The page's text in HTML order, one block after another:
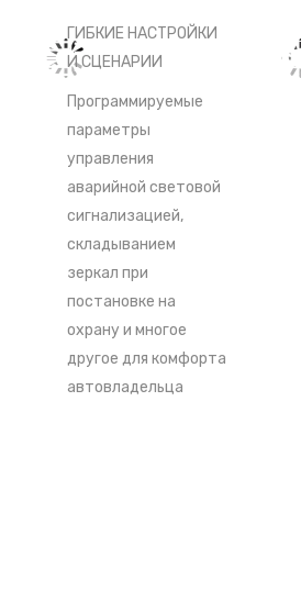
ГИБКИЕ НАСТРОЙКИ
И СЦЕНАРИИ
Программируемые
параметры
управления
аварийной световой
сигнализацией,
складыванием
зеркал при
постановке на
охрану и многое
другое для комфорта
автовладельца